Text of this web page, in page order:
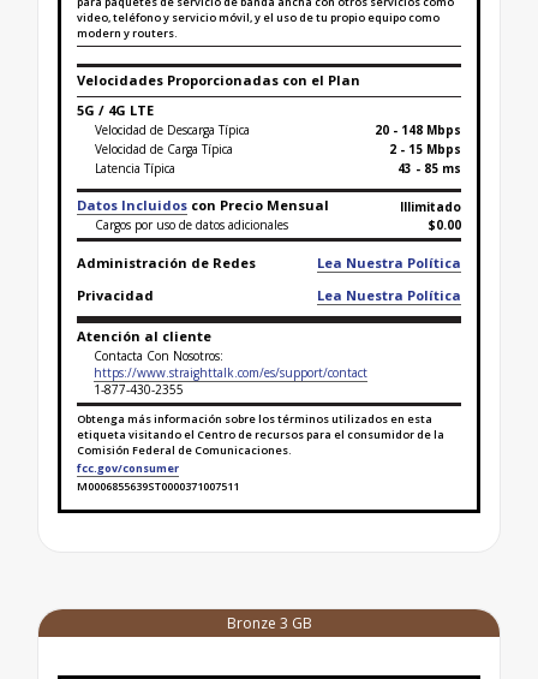
video, teléfono y servicio móvil, y el uso de tu propio equipo como
modern y routers.
Velocidades Proporcionadas con el Plan
5G / 4G LTE
Velocidad de Descarga Típica
20 - 148 Mbps
Velocidad de Carga Típica
2 - 15 Mbps
Latencia Típica
43 - 85 ms
Datos Incluidos con Precio Mensual
Illimitado
Cargos por uso de datos adicionales
$0.00
Administración de Redes
Lea Nuestra Política
Privacidad
Lea Nuestra Política
Atención al cliente
Contacta Con Nosotros:
https://www.straighttalk.com/es/support/contact
1-877-430-2355
Obtenga más información sobre los términos utilizados en esta
etiqueta visitando el Centro de recursos para el consumidor de la
Comisión Federal de Comunicaciones.
fcc.gov/consumer
M0006855639ST0000371007511
Finaliza la etiqueta de datos sobre banda ancha
Bronze 3 GB